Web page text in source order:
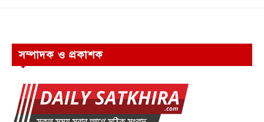
সম্পাদক ও প্রকাশক